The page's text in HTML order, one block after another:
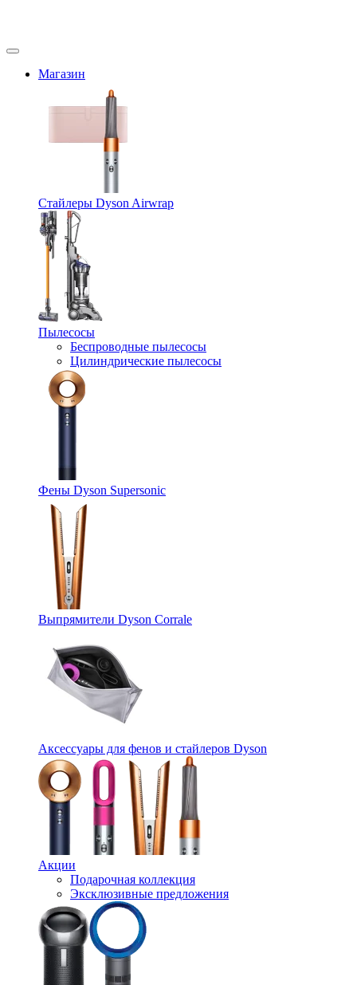
Магазин
Стайлеры Dyson Airwrap
Пылесосы
Беспроводные пылесосы
Цилиндрические пылесосы
Фены Dyson Supersonic
Выпрямители Dyson Corrale
Аксессуары для фенов и стайлеров Dyson
Акции
Подарочная коллекция
Эксклюзивные предложения